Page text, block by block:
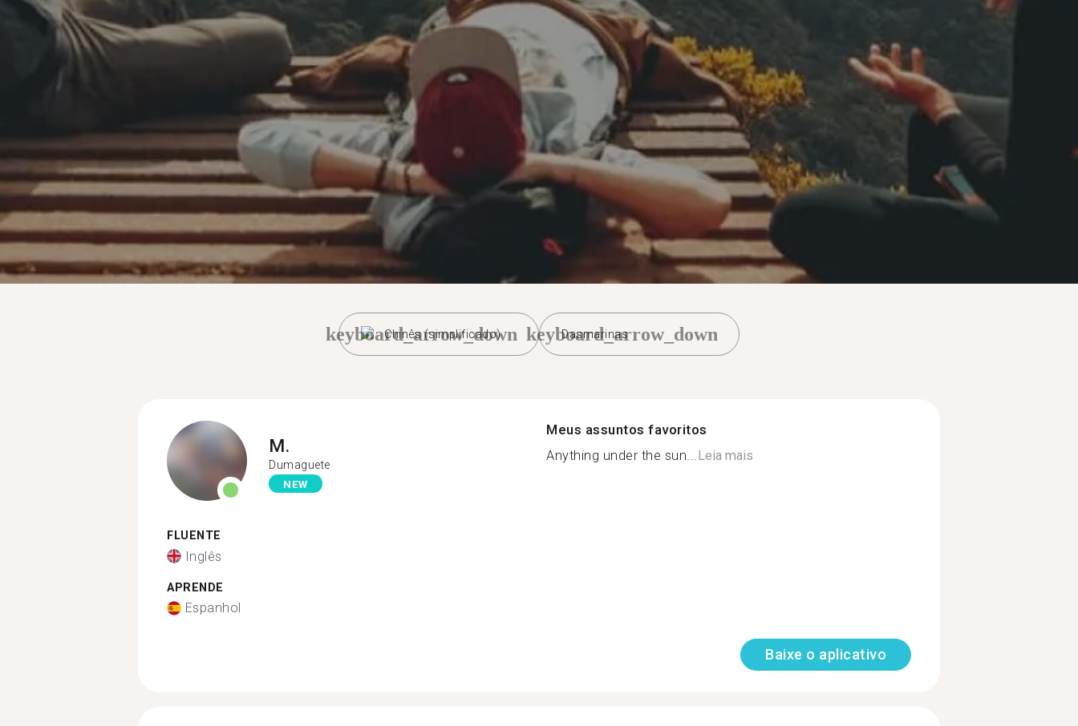
Chinês (simplificado)
keyboard_arrow_down Dasmarinas
keyboard_arrow_down
M.
Dumaguete
NEW
FLUENTE
Inglês
APRENDE
Espanhol
Meus assuntos favoritos
Anything under the sun...Leia mais
Baixe o aplicativo